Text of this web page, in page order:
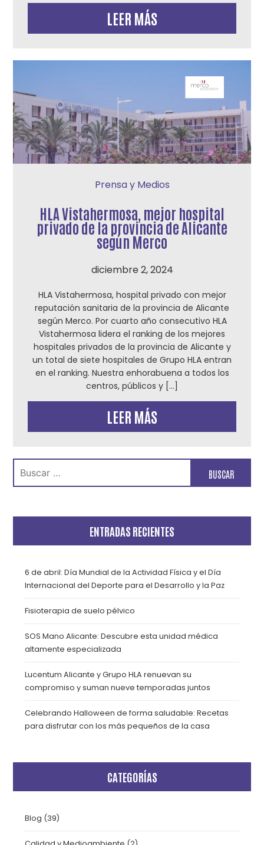
LEER MÁS
Prensa y Medios
HLA Vistahermosa, mejor hospital
privado de la provincia de Alicante
según Merco
diciembre 2, 2024
HLA Vistahermosa, hospital privado con mejor
reputación sanitaria de la provincia de Alicante
según Merco. Por cuarto año consecutivo HLA
Vistahermosa lidera el ranking de los mejores
hospitales privados de la provincia de Alicante y
un total de siete hospitales de Grupo HLA entran
en el ranking. Nuestra enhorabuena a todos los
centros, públicos y […]
LEER MÁS
Buscar:
ENTRADAS RECIENTES
6 de abril: Día Mundial de la Actividad Física y el Día
Internacional del Deporte para el Desarrollo y la Paz
Fisioterapia de suelo pélvico
SOS Mano Alicante: Descubre esta unidad médica
altamente especializada
Lucentum Alicante y Grupo HLA renuevan su
compromiso y suman nueve temporadas juntos
Celebrando Halloween de forma saludable: Recetas
para disfrutar con los más pequeños de la casa
CATEGORÍAS
Blog (39)